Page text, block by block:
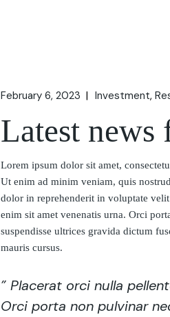
February 6, 2023 Investment
Latest
Lorem ipsum dolor sit amet,
Ut enim ad minim veniam, quis
dolor in reprehenderit in voluptate
enim sit amet venenatis urna. Orci
suspendisse ultrices gravida dictum
mauris cursus.
” Placerat orci nulla
Orci porta non pulvinar